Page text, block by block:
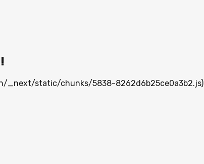
_next/static/chunks/5838-8262d6b25ce0a3b2.js)